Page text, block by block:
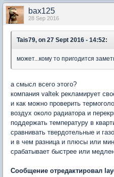
bax125
28 Sep 2016
Tais79, on 27 Sept 2016 - 14:52:
может...кому то пригодится
а смысл всего этого?
компания valtek рекламирует
и как можно проверить
воздух около радиатора и
поддержать температуру в
сравнивать твердотельные и
и в чем разница и плюсы или
срабатывает быстрее или
Сообщение отредактировал